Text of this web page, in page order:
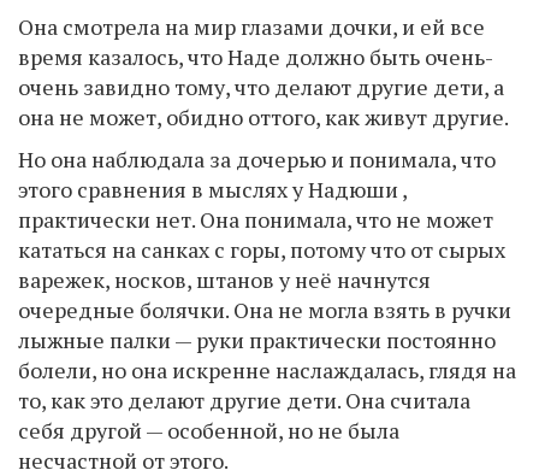
Она смотрела на мир глазами дочки, и ей все
время казалось, что Наде должно быть очень-
очень завидно тому, что делают другие дети, а
она не может, обидно оттого, как живут другие.
Но она наблюдала за дочерью и понимала, что
этого сравнения в мыслях у Надюши ,
практически нет. Она понимала, что не может
кататься на санках с горы, потому что от сырых
варежек, носков, штанов у неё начнутся
очередные болячки. Она не могла взять в ручки
лыжные палки — руки практически постоянно
болели, но она искренне наслаждалась, глядя на
то, как это делают другие дети. Она считала
себя другой — особенной, но не была
несчастной от этого.